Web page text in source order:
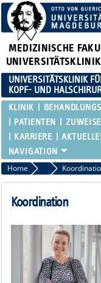
MEDIZINISCHE
UNIVERSITÄTSKLINIK
KOPF- UND
KLINIK
PATIENTEN
KARRIERE
Home Team
Koordination